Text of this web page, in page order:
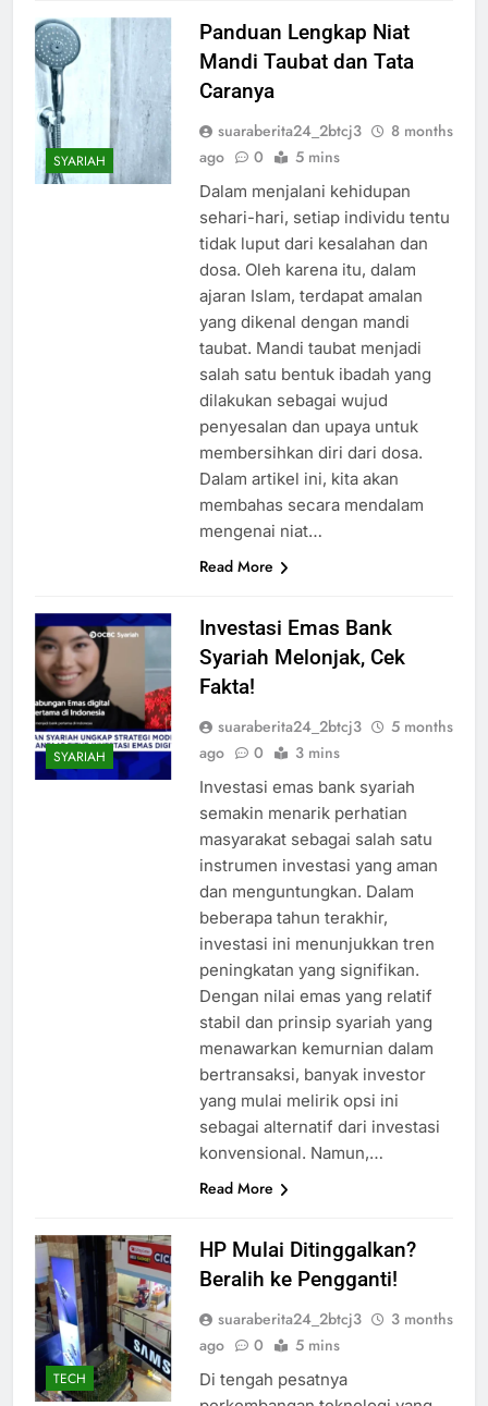
SYARIAH
Panduan Lengkap Niat
Mandi Taubat dan Tata
Caranya
suaraberita24_2btcj3
8 months
ago
0 5 mins
Dalam menjalani kehidupan
sehari-hari, setiap individu tentu
tidak luput dari kesalahan dan
dosa. Oleh karena itu, dalam
ajaran Islam, terdapat amalan
yang dikenal dengan mandi
taubat. Mandi taubat menjadi
salah satu bentuk ibadah yang
dilakukan sebagai wujud
penyesalan dan upaya untuk
membersihkan diri dari dosa.
Dalam artikel ini, kita akan
membahas secara mendalam
mengenai niat…
Read More
SYARIAH
Investasi Emas Bank
Syariah Melonjak, Cek
Fakta!
suaraberita24_2btcj3
5 months
ago
0 3 mins
Investasi emas bank syariah
semakin menarik perhatian
masyarakat sebagai salah satu
instrumen investasi yang aman
dan menguntungkan. Dalam
beberapa tahun terakhir,
investasi ini menunjukkan tren
peningkatan yang signifikan.
Dengan nilai emas yang relatif
stabil dan prinsip syariah yang
menawarkan kemurnian dalam
bertransaksi, banyak investor
yang mulai melirik opsi ini
sebagai alternatif dari investasi
konvensional. Namun,…
Read More
TECH
HP Mulai Ditinggalkan?
Beralih ke Pengganti!
suaraberita24_2btcj3
3 months
ago
0 5 mins
Di tengah pesatnya